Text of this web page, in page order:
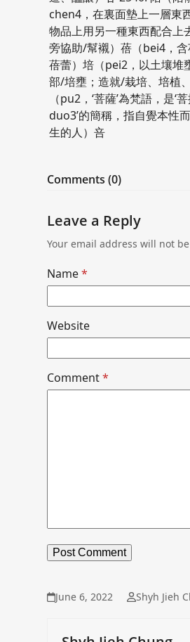
chen4，在裏面墊上一層東
物品上用另一種東西配合上
旁協助/幫襯）蓓（bei4，
蓓蕾）培（pei2，以土壤堆
部/培壅；造就/栽培、培植
（pu2，‘菩薩’為梵語，是‘
duo3’的簡稱，指自覺本性
生的人）咅
Comments (0)
Leave a Reply
Your email address will not
Name*
Website
Comment*
June 6, 2022 Shyh Jieh